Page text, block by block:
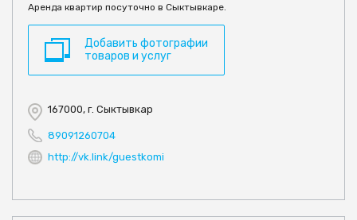
Аренда квартир посуточно в Сыктывкаре.
Добавить фотографии
товаров и услуг
167000, г. Сыктывкар
89091260704
http://vk.link/guestkomi